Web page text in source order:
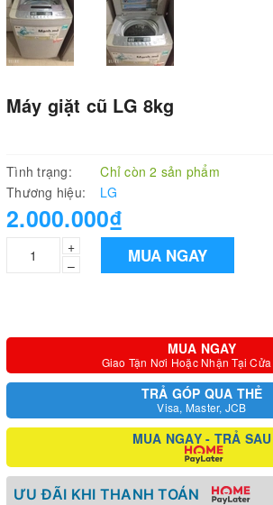
Máy giặt cũ LG 8kg
Tình trạng:
Chỉ còn 2 sản phẩm
Thương hiệu:
LG
2.000.000₫
+
–
MUA NGAY
MUA NGAY
Giao Tận Nơi Hoặc Nhận Tại
TRẢ GÓP QUA THẺ
Visa, Master, JCB
MUA NGAY - TRẢ SAU
ƯU ĐÃI KHI THANH TOÁN